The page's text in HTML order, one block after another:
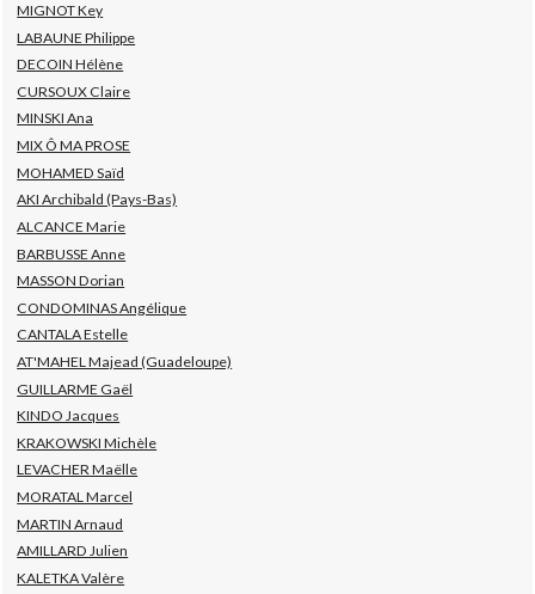
MIGNOT Key
LABAUNE Philippe
DECOIN Hélène
CURSOUX Claire
MINSKI Ana
MIX Ô MA PROSE
MOHAMED Saïd
AKI Archibald (Pays-Bas)
ALCANCE Marie
BARBUSSE Anne
MASSON Dorian
CONDOMINAS Angélique
CANTALA Estelle
AT'MAHEL Majead (Guadeloupe)
GUILLARME Gaël
KINDO Jacques
KRAKOWSKI Michèle
LEVACHER Maëlle
MORATAL Marcel
MARTIN Arnaud
AMILLARD Julien
KALETKA Valère